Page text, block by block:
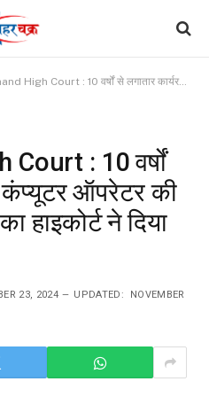
: 10 वर्षों से लगातार कार्यरत कंप्यूटर ऑपरेटर की सेवा नियमित करने का हाइकोर्ट ने दिया आदेश
: 10 वर्षों
कंप्यूटर ऑपरेटर की
हाइकोर्ट ने दिया
23, 2024 UPDATED: NOVEMBER